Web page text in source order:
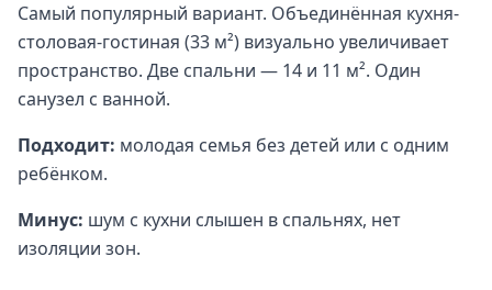
Самый популярный вариант. Объединённая кухня-
столовая-гостиная (33 м²) визуально увеличивает
пространство. Две спальни — 14 и 11 м². Один
санузел с ванной.
Подходит: молодая семья без детей или с одним
ребёнком.
Минус: шум с кухни слышен в спальнях, нет
изоляции зон.